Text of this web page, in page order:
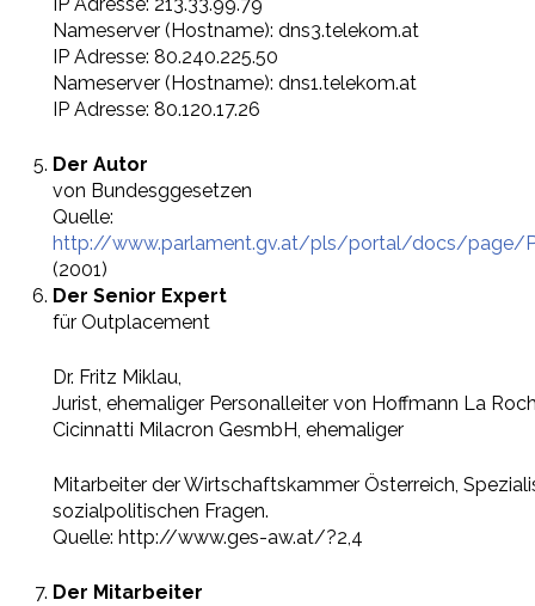
Nameserver (Hostname): dns3.telekom.at
IP Adresse: 80.240.225.50
Nameserver (Hostname): dns1.telekom.at
IP Adresse: 80.120.17.26
Der Autor
von Bundesggesetzen
Quelle:
http://www.parlament.gv.at/pls/portal/docs/page/
(2001)
Der Senior Expert
für Outplacement
Dr. Fritz Miklau,
Jurist, ehemaliger Personalleiter von Hoffmann La
Cicinnatti Milacron GesmbH, ehemaliger
Mitarbeiter der Wirtschaftskammer Österreich,
sozialpolitischen Fragen.
Quelle: http://www.ges-aw.at/?2,4
Der Mitarbeiter